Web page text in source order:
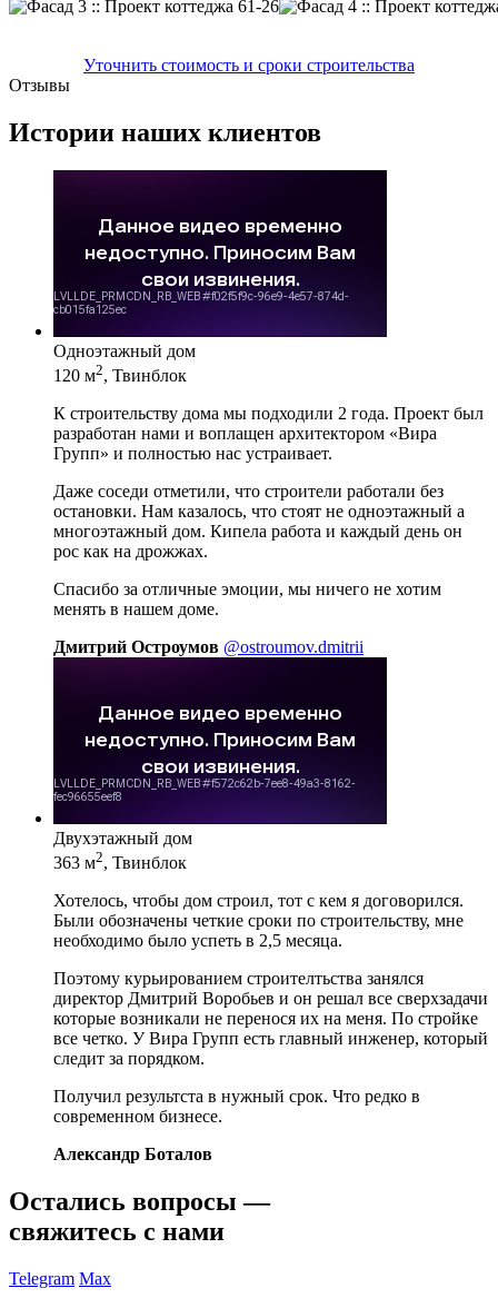
Уточнить стоимость и сроки строительства
Отзывы
Истории наших клиентов
Одноэтажный дом
120 м2, Твинблок
К строительству дома мы подходили 2 года. Проект был
разработан нами и воплащен архитектором «Вира
Групп» и полностью нас устраивает.
Даже соседи отметили, что строители работали без
остановки. Нам казалось, что стоят не одноэтажный а
многоэтажный дом. Кипела работа и каждый день он
рос как на дрожжах.
Спасибо за отличные эмоции, мы ничего не хотим
менять в нашем доме.
Дмитрий Остроумов @ostroumov.dmitrii
Двухэтажный дом
363 м2, Твинблок
Хотелось, чтобы дом строил, тот с кем я договорился.
Были обозначены четкие сроки по строительству, мне
необходимо было успеть в 2,5 месяца.
Поэтому курьированием строителтьства занялся
директор Дмитрий Воробьев и он решал все сверхзадачи
которые возникали не перенося их на меня. По стройке
все четко. У Вира Групп есть главный инженер, который
следит за порядком.
Получил результста в нужный срок. Что редко в
современном бизнесе.
Александр Боталов
Остались вопросы —
свяжитесь с нами
Telegram Max